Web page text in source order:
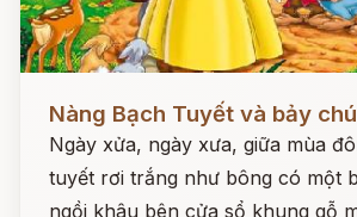
Nàng Bạch Tuyết và bảy
Ngày xửa, ngày xưa, giữa mùa
tuyết rơi trắng như bông có một
ngồi khâu bên cửa sổ khung gỗ